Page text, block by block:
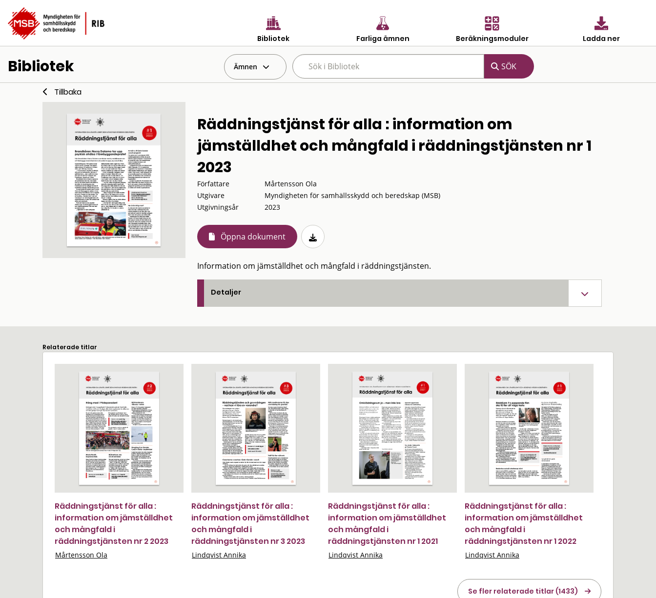
Bibliotek Farliga ämnen Beräkningsmoduler Ladda ner
Bibliotek Ämnen
Tillbaka
Räddningstjänst för alla : information om
jämställdhet och mångfald i räddningstjänsten nr 1
2023
Författare
Mårtensson Ola
Utgivare
Myndigheten för samhällsskydd och beredskap (MSB)
Utgivningsår
2023
Öppna dokument
Information om jämställdhet och mångfald i räddningstjänsten.
Detaljer
Relaterade titlar
Räddningstjänst för alla :
information om jämställdhet
och mångfald i
räddningstjänsten nr 2 2023
Mårtensson Ola
Räddningstjänst för alla :
information om jämställdhet
och mångfald i
räddningstjänsten nr 3 2023
Lindqvist Annika
Räddningstjänst för alla :
information om jämställdhet
och mångfald i
räddningstjänsten nr 1 2021
Lindqvist Annika
Räddningstjänst för alla :
information om jämställdhet
och mångfald i
räddningstjänsten nr 1 2022
Lindqvist Annika
Se fler relaterade titlar (1433)